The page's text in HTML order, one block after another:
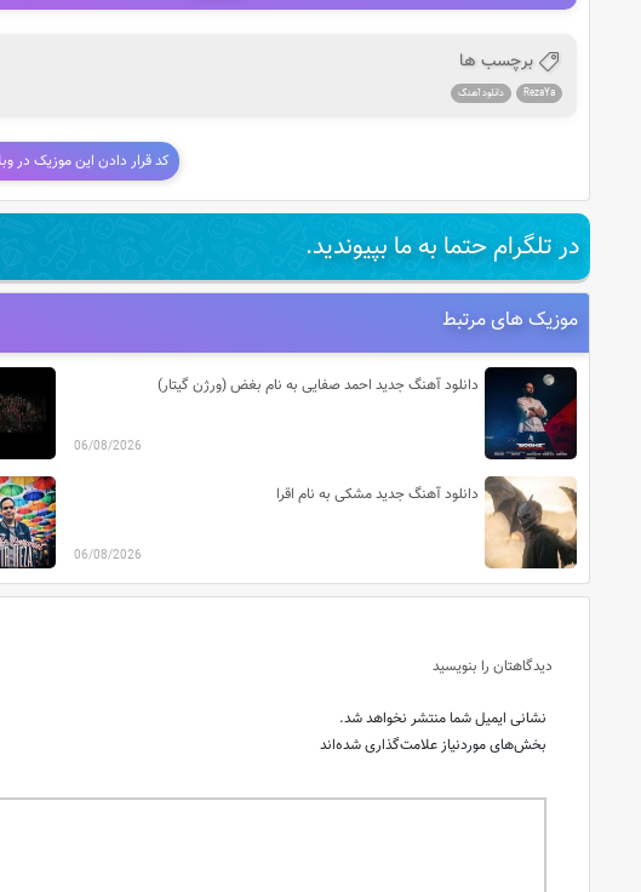
برچسب ها
RezaYa دانلود آهنگ
کد قرار دادن این موزیک در
در تلگرام حتما به ما بپیوندید.
موزیک های مرتبط
دانلود آهنگ جدید احمد صفایی به نام بغض (ورژن گیتار)
06/08/2026
دانلود آهنگ جدید مشکی به نام اقرا
06/08/2026
دیدگاهتان را بنویسید
نشانی ایمیل شما منتشر نخواهد شد.
بخش‌های موردنیاز علامت‌گذاری شده‌اند